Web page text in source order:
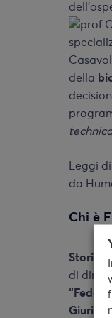
della
Leggi
da
Chi è
Storico
di